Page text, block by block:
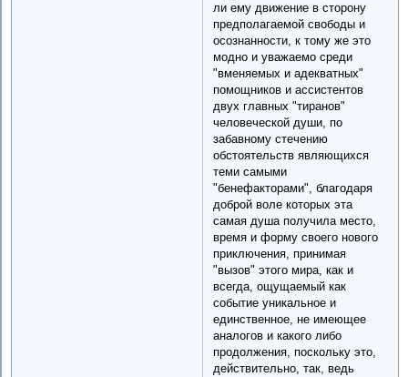
ли ему движение в сторону
предполагаемой свободы и
осознанности, к тому же это
модно и уважаемо среди
"вменяемых и адекватных"
помощников и ассистентов
двух главных "тиранов"
человеческой души, по
забавному стечению
обстоятельств являющихся
теми самыми
"бенефакторами", благодаря
доброй воле которых эта
самая душа получила место,
время и форму своего нового
приключения, принимая
"вызов" этого мира, как и
всегда, ощущаемый как
событие уникальное и
единственное, не имеющее
аналогов и какого либо
продолжения, поскольку это,
действительно, так, ведь